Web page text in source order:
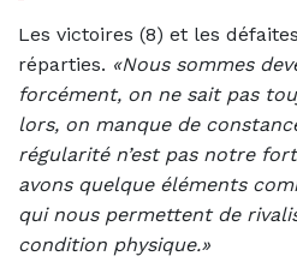
Les victoires (8) et les
réparties. «Nous sommes
forcément, on ne sait pas
lors, on manque de
régularité n’est pas notre
avons quelque éléments
qui nous permettent de
condition physique.»